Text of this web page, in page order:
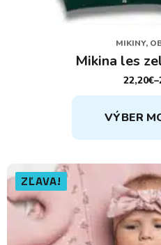
MIKINY,
Mikina les
22,20€–
VÝBER
Tento
produkt
má
variantov.
Možnosti
môžete
vybrať
ZĽAVA!